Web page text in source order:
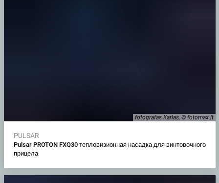
fotografas Karlas, © fotomax.lt
PULSAR
Pulsar PROTON FXQ30 тепловизионная насадка для винтовочного
прицела